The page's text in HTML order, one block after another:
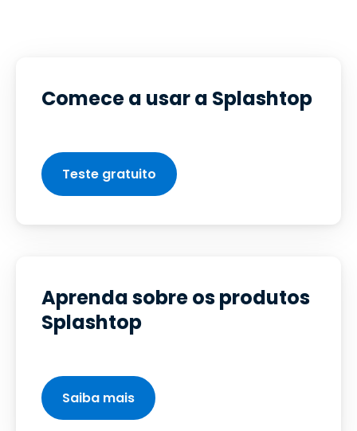
Comece a usar a Splashtop
Teste gratuito
Aprenda sobre os produtos
Splashtop
Saiba mais